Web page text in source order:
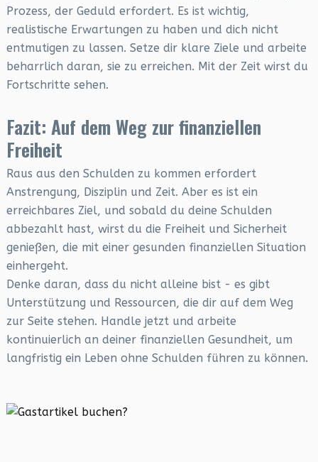
Prozess, der Geduld erfordert. Es ist wichtig,
realistische Erwartungen zu haben und dich nicht
entmutigen zu lassen. Setze dir klare Ziele und arbeite
beharrlich daran, sie zu erreichen. Mit der Zeit wirst du
Fortschritte sehen.
Fazit: Auf dem Weg zur finanziellen
Freiheit
Raus aus den Schulden zu kommen erfordert
Anstrengung, Disziplin und Zeit. Aber es ist ein
erreichbares Ziel, und sobald du deine Schulden
abbezahlt hast, wirst du die Freiheit und Sicherheit
genießen, die mit einer gesunden finanziellen Situation
einhergeht.
Denke daran, dass du nicht alleine bist - es gibt
Unterstützung und Ressourcen, die dir auf dem Weg
zur Seite stehen. Handle jetzt und arbeite
kontinuierlich an deiner finanziellen Gesundheit, um
langfristig ein Leben ohne Schulden führen zu können.